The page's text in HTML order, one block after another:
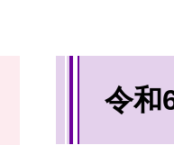
令和